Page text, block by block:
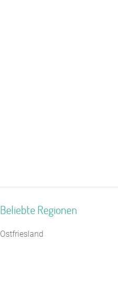
Beliebte Regionen
Ostfriesland